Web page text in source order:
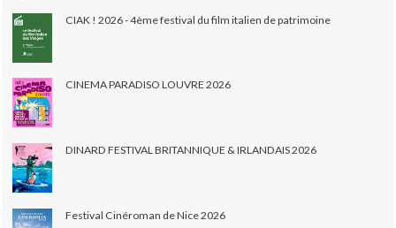
CIAK ! 2026 - 4ème festival du film italien de patrimoine
CINEMA PARADISO LOUVRE 2026
DINARD FESTIVAL BRITANNIQUE & IRLANDAIS 2026
Festival Cinéroman de Nice 2026